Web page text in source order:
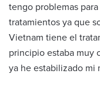
tengo problemas
tratamientos ya que
Vietnam tiene el
principio estaba muy
ya he estabilizado mi